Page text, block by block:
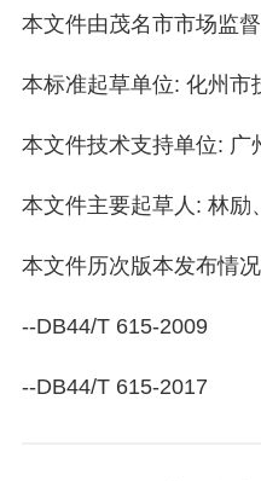
本文件由茂名市市场监督
本标准起草单位: 化州市
本文件技术支持单位: 广
本文件主要起草人: 林励
本文件历次版本发布情
--DB44/T 615-2009
--DB44/T 615-2017